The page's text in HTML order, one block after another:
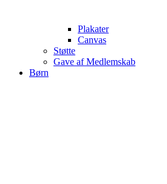
Plakater
Canvas
Støtte
Gave af Medlemskab
Børn